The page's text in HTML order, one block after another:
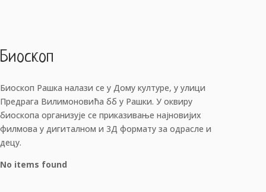
Биоскоп
Биоскоп Рашка налази се у Дому културе, у улици
Предрага Вилимоновића бб у Рашки. У оквиру
биоскопа организује се приказивање најновијих
филмова у дигиталном и 3Д формату за одрасле и
децу.
No items found